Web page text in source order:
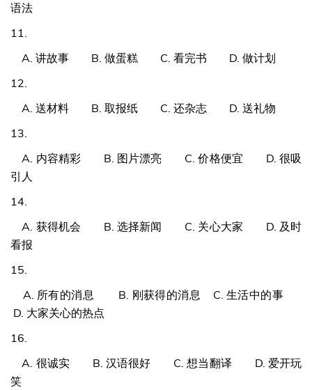
语法
11.
A. 讲故事 B. 做蛋糕 C. 看完书 D. 做计划
12.
A. 送材料 B. 取报纸 C. 还杂志 D. 送礼物
13.
A. 内容精彩 B. 图片漂亮 C. 价格便宜 D. 很吸
引人
14.
A. 获得机会 B. 选择新闻 C. 关心大家 D. 及时
看报
15.
A. 所有的消息 B. 刚获得的消息 C. 生活中的事
D. 大家关心的热点
16.
A. 很诚实 B. 汉语很好 C. 想当翻译 D. 爱开玩
笑